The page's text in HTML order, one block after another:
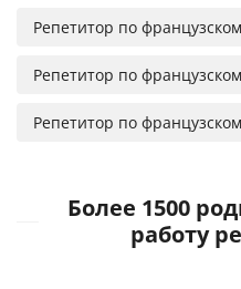
Репетитор по
Репетитор по
Репетитор по
Более 1500
работу